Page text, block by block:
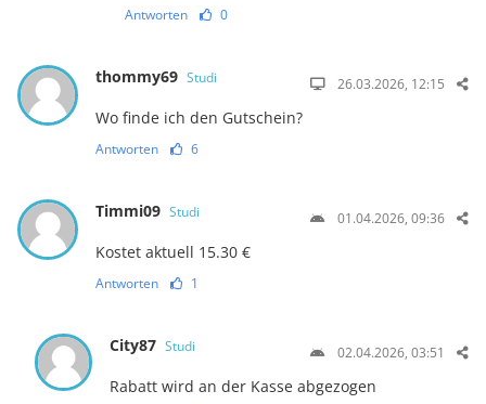
Antworten 0
thommy69 Studi 26.03.2026, 12:15
Wo finde ich den Gutschein?
Antworten 6
Timmi09 Studi 01.04.2026, 09:36
Kostet aktuell 15.30 €
Antworten 1
City87 Studi 02.04.2026, 03:51
Rabatt wird an der Kasse abgezogen